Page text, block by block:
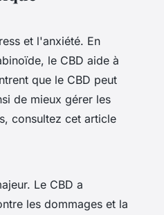
et l'anxiété. En
le CBD aide à
que le CBD peut
de mieux gérer les
consultez cet article
Le CBD a
les dommages et la